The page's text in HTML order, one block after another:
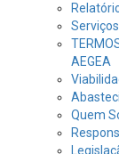
AEGEA
Quem